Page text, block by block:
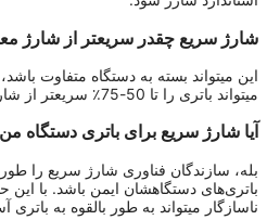
شارژ سریع چقدر سریعتر از شارژ
این میتواند بسته به دستگاه متفاوت
میتواند باتری را تا 50-75٪ سریعتر از شارژ استاندارد شارژ کند.
آیا شارژ سریع برای باتری دستگاه
بله، سازندگان فناوری شارژ سریع را
باتری‌های دستگاهشان ایمن باشد. با این
ناسازگار میتواند به طور بالقوه به باتری